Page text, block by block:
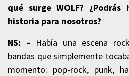
qué surge WOLF?
historia para nosotros?
NS: – Había una escena
bandas que simplemente
momento: pop-rock, punk,